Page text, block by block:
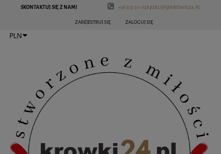
SKONTAKTUJ SIĘ Z NAMI +48 512 511 628/SKLEP@KROWKI24.PL
ZAREJESTRUJ SIĘ ZALOGUJ SIĘ